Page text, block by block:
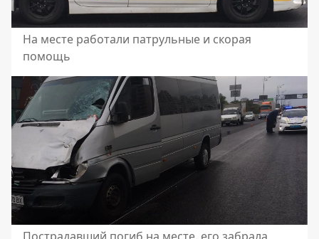
На месте работали патрульные и скорая
помощь